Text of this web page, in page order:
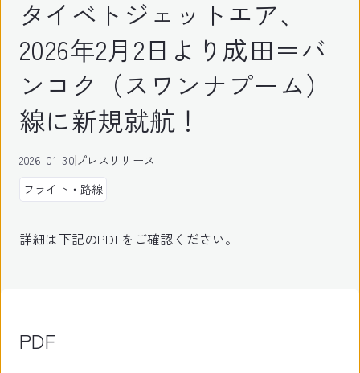
タイベトジェットエア、
2026年2月2日より成田＝バ
ンコク（スワンナプーム）
線に新規就航！
2026-01-30プレスリリース
フライト・路線
詳細は下記のPDFをご確認ください。
PDF